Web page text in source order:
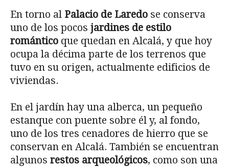
En torno al Palacio de Laredo se conserva
uno de los pocos jardines de estilo
romántico que quedan en Alcalá, y que hoy
ocupa la décima parte de los terrenos que
tuvo en su origen, actualmente edificios de
viviendas.
En el jardín hay una alberca, un pequeño
estanque con puente sobre él y, al fondo,
uno de los tres cenadores de hierro que se
conservan en Alcalá. También se encuentran
algunos restos arqueológicos, como son una